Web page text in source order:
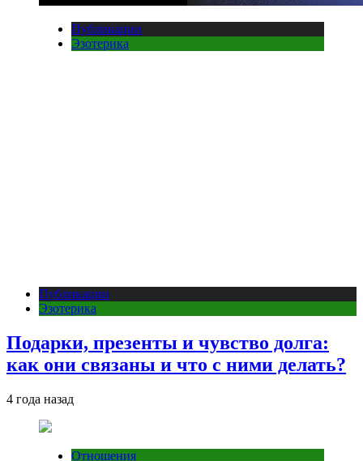
Публикации
Эзотерика
Публикации
Эзотерика
Подарки, презенты и чувство долга:
как они связаны и что с ними делать?
4 года назад
Отношения